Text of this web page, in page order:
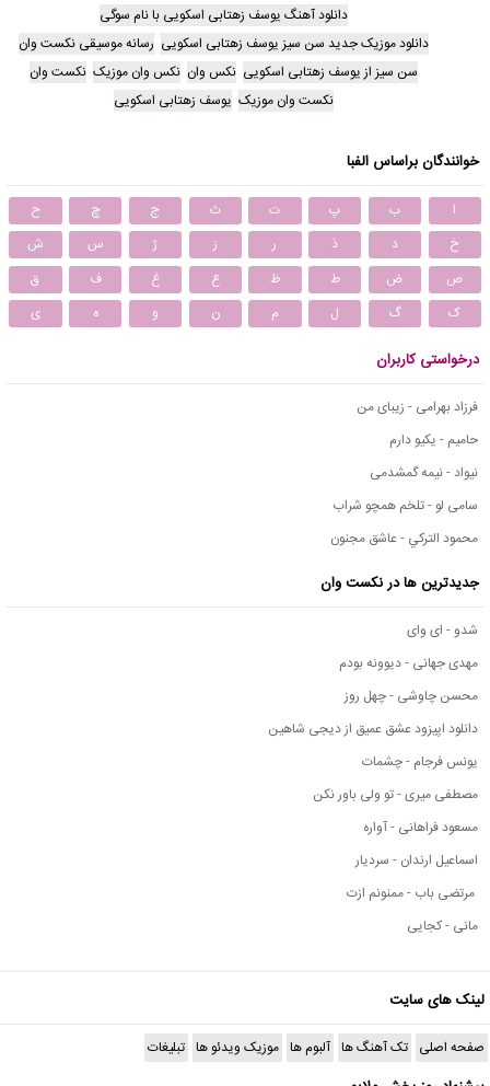
دانلود آهنگ یوسف زهتابی اسکویی با نام سوگی
دانلود موزیک جدید سن سیز یوسف زهتابی اسکویی رسانه موسیقی نکست وان
سن سیز از یوسف زهتابی اسکویی نکس وان نکس وان موزیک نکست وان
نکست وان موزیک یوسف زهتابی اسکویی
خوانندگان براساس الفبا
ا ب پ ت ث ج چ
ح
خ
د ذ ر ز ژ س
ش
ص
ض ط ظ ع غ ف
ق
ک
گ ل م ن و ه ی
درخواستی کاربران
فرزاد بهرامی - زیبای من
حامیم - یکیو دارم
نیواد - نیمه گمشدمی
سامی لو - تلخم همچو شراب
محمود التركي - عاشق مجنون
جدیدترین ها در نکست وان
شدو - ای وای
مهدی جهانی - دیوونه بودم
محسن چاوشی - چهل روز
دانلود اپیزود عشق عمیق از دیجی شاهین
یونس فرجام - چشمات
مصطفی میری - تو ولی باور نکن
مسعود فراهانی - آواره
اسماعیل ارندان - سردیار
مرتضی باب - ممنونم ازت
مانی - کجایی
لینک های سایت
صفحه اصلی تک آهنگ ها آلبوم ها موزیک ویدئو ها تبلیغات